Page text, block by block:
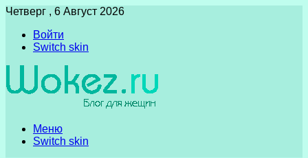
Четверг , 6 Август 2026
Войти
Switch skin
Меню
Switch skin